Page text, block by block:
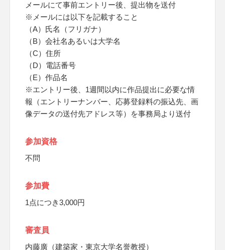
メールにて事前エントリー後、提出物を送付
※メールには以下を記載すること
（A）氏名（フリガナ）
（B）会社名あるいは大学名
（C）住所
（D）電話番号
（E）作品名
※エントリー後、1週間以内に作品提出に必要な情
報（エントリーナンバー、応募登録料の振込先、画
像データの送付先アドレス等）を事務局より送付
参加資格
不問
参加費
1点につき3,000円
審査員
内藤廣（建築家・東京大学名誉教授）